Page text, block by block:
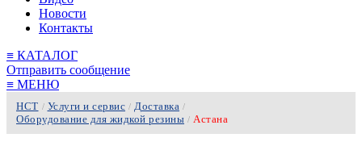
Новости
Контакты
≡ КАТАЛОГ
Отправить сообщение
≡ МЕНЮ
НСТ / Услуги и сервис / Доставка /
Оборудование для жидкой резины / Астана